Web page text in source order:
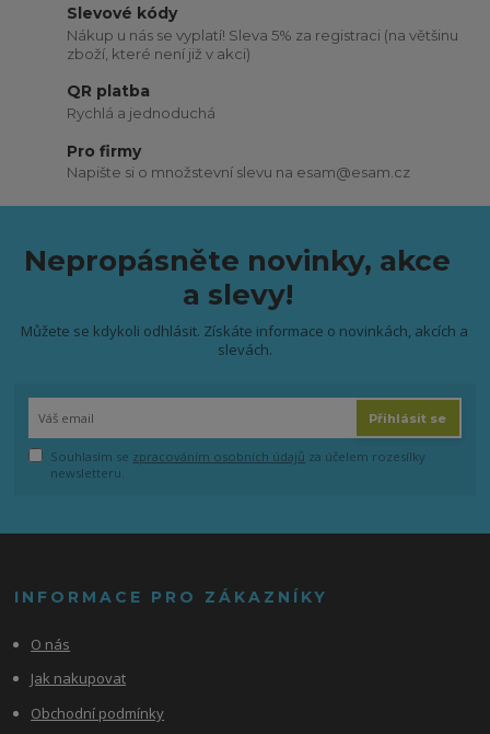
Slevové kódy
Nákup u nás se vyplatí! Sleva 5% za registraci (na většinu
zboží, které není již v akci)
QR platba
Rychlá a jednoduchá
Pro firmy
Napište si o množstevní slevu na esam@esam.cz
Nepropásněte novinky, akce
a slevy!
Můžete se kdykoli odhlásit. Získáte informace o novinkách, akcích a
slevách.
Přihlásit se
Souhlasím se zpracováním osobních údajů za účelem rozesílky
newsletteru.
INFORMACE PRO ZÁKAZNÍKY
O nás
Jak nakupovat
Obchodní podmínky